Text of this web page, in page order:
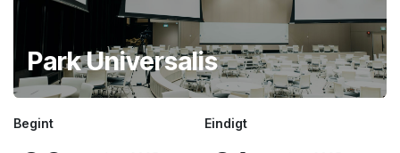
Park Universalis
Begint Eindigt